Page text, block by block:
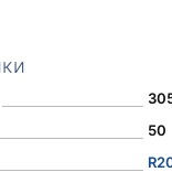
50